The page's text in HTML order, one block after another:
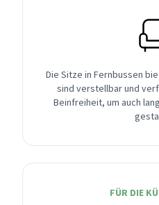
Die Sitze in Fernbussen
sind verstellbar und
Beinfreiheit, um auch
FÜR DIE